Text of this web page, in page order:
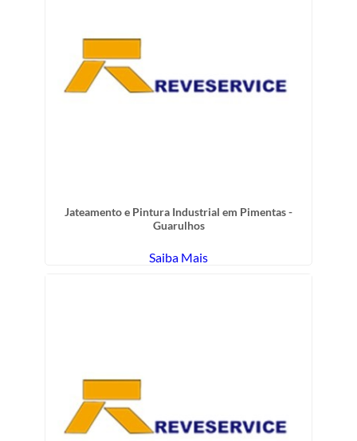
Jateamento e Pintura Industrial em Pimentas -
Guarulhos
Saiba Mais